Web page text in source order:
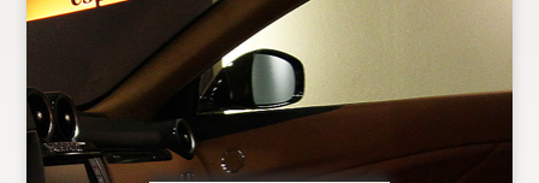
ニュース
ギャラリー